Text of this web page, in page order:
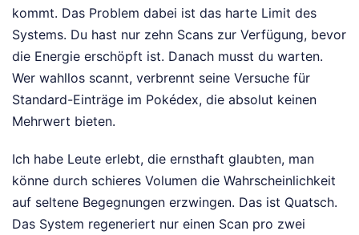
kommt. Das Problem dabei ist das harte Limit des
Systems. Du hast nur zehn Scans zur Verfügung, bevor
die Energie erschöpft ist. Danach musst du warten.
Wer wahllos scannt, verbrennt seine Versuche für
Standard-Einträge im Pokédex, die absolut keinen
Mehrwert bieten.
Ich habe Leute erlebt, die ernsthaft glaubten, man
könne durch schieres Volumen die Wahrscheinlichkeit
auf seltene Begegnungen erzwingen. Das ist Quatsch.
Das System regeneriert nur einen Scan pro zwei